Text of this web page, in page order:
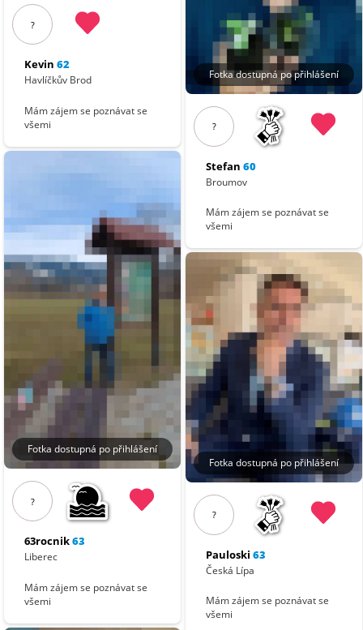
?
Kevin 62
Havlíčkův Brod
Mám zájem se poznávat se
všemi
Fotka dostupná po přihlášení
?
63rocnik63
Liberec
Mám zájem se poznávat se
všemi
Fotka dostupná po přihlášení
?
Stefan 60
Broumov
Mám zájem se poznávat se
všemi
Fotka dostupná po přihlášení
?
Pauloski 63
Česká Lípa
Mám zájem se poznávat se
všemi